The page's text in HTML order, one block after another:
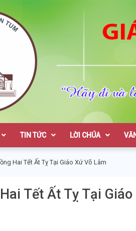
Kon
TIN TỨC LỜI CHÚA
Hai Tết Ất Tỵ Tại Giáo Xứ Võ Lâm
Tết Ất Tỵ Tại